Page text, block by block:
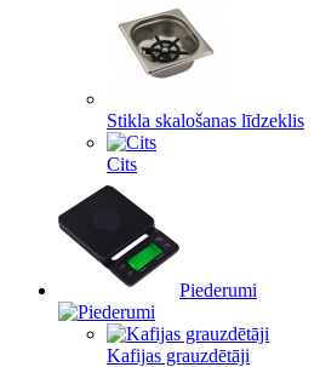
Stikla skalošanas līdzeklis
Cits
Piederumi
Kafijas grauzdētāji